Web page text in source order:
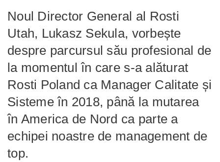
Noul Director General al Rosti
Utah, Lukasz Sekula, vorbește
despre parcursul său profesional de
la momentul în care s-a alăturat
Rosti Poland ca Manager Calitate și
Sisteme în 2018, până la mutarea
în America de Nord ca parte a
echipei noastre de management de
top.